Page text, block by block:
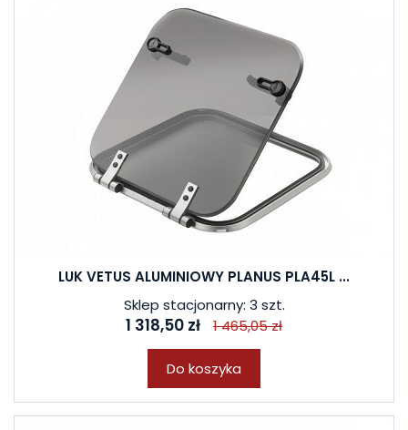
LUK VETUS ALUMINIOWY PLANUS PLA45L ...
Sklep stacjonarny: 3 szt.
1 318,50 zł 1 465,05 zł
Do koszyka